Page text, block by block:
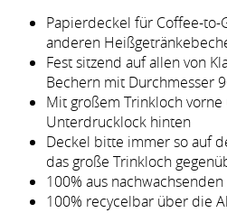
Papierdeckel für Coffee-to-
anderen
Fest sitzend auf allen von
Bechern mit Durchmesser
Mit großem Trinkloch
Unterdrucklock hinten
Deckel bitte immer so auf
das große Trinkloch
100% aus
100% recycelbar über die